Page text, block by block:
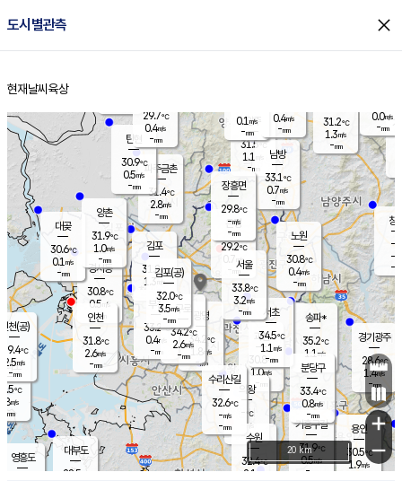
도시별관측 close
홈
현재날씨 육상
의도
℃
m/s
mm
영흥도
양주
31.5℃
1.1
-mm
과천
30.8℃
1.0m/s
- mm
용인
30.5℃
1.9m/s
경기광주
28.6℃
1.4m/s
-mm
대부도
28.5
경서동
30.8℃
0.5 m/s
-mm
파주금촌
31.4℃
2.8m/s
-mm
31.2℃
1.3m/s
-mm
대곶
30.6℃
0.1 m/s
-mm
창
-
-m/
-
탄현
30.9℃
0.5m/s
-mm
0.0m/s
-mm
의왕
- ℃
m/s
mm
김포
31.8℃
1.3 m/s
mm
광명
34.2 ℃
1.8 m/s
-mm
부천
33.2℃
0.4m/s
-mm
양촌
31.9℃
1.0m/s
-mm
구로
34.2℃
2.6m/s
-mm
은평
29.2℃
0.7 m/s
- mm
노원
30.8℃
0.4m/s
-mm
송파*
35.2℃
1.1 m/s
-mm
서초
34.5℃
1.1 m/s
-mm
남방
33.1℃
0.7m/s
-mm
기흥구갈
31.9℃
0.5m/s
-
수리산길
32.6℃
-m/s
-mm
분당구
33.4℃
0.8m/s
-mm
장흥면
29.8℃
-m/s
-mm
0.1 m/s
-mm
인천(공)
29.4℃
2.5m/s
-mm
김포(공)
32.0℃
3.5m/s
-mm
수원
32.4℃
2.1 m/s
인천
31.8℃
2.6m/s
-mm
서울
33.8℃
3.2m/s
-mm
29.7℃
0.4m/s
-mm
0.4m/s
-mm
+
−
20 km